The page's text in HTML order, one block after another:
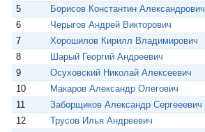
5 Борисов Константин Александрович
6
Черыгов Андрей Викторович
7
Хорошилов Кирилл Владимирович
8
Шарый Георгий Андреевич
9
Осуховский Николай Алексеевич
10
Макаров Александр Олегович
11
Заборщиков Александр Сергееевич
12
Трусов Илья Андреевич